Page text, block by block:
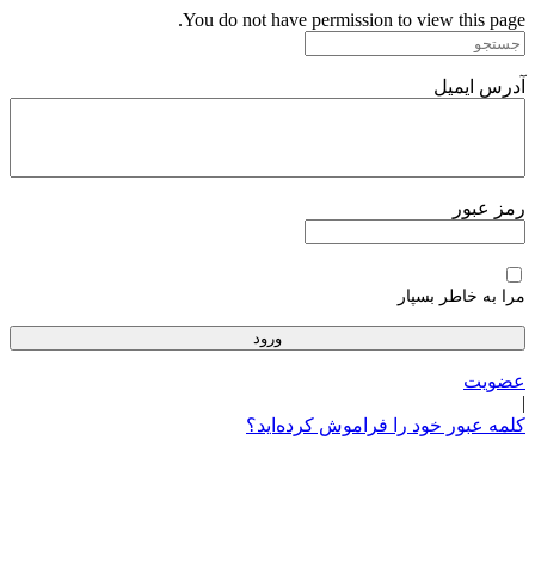
پرش
به
You do not have permission to view this page.
آدرس ایمیل
رمز عبور
مرا به خاطر بسپار
عضویت
|
کلمه عبور خود را فراموش کرده‌اید؟